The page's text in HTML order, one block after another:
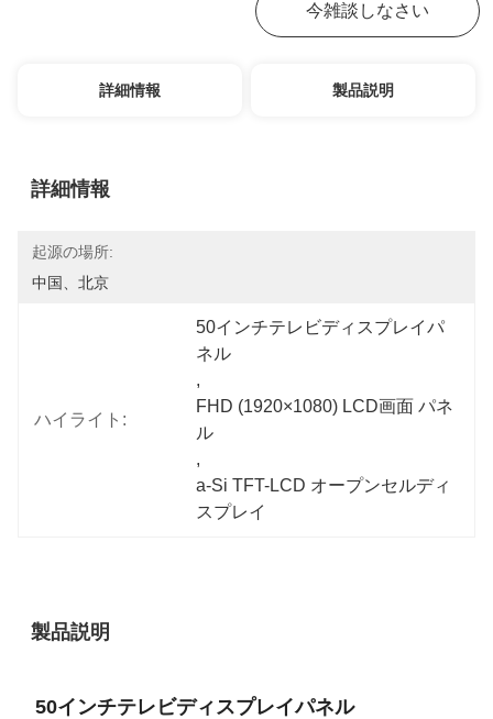
今雑談しなさい
詳細情報 製品説明
詳細情報
起源の場所:
中国、北京
ハイライト:
50インチテレビディスプレイパ
ネル
,
FHD (1920×1080) LCD画面 パネ
ル
,
a-Si TFT-LCD オープンセルディ
スプレイ
製品説明
50インチテレビディスプレイパネル